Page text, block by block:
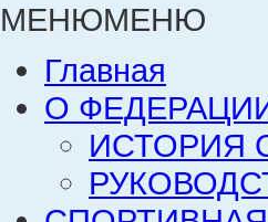
МЕНЮМЕНЮ
Главная
О
ИСТОРИЯ